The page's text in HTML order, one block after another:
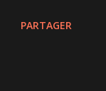
PARTAGER